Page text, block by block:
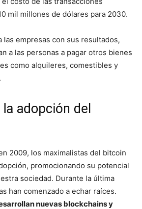
mil millones de dólares para 2030.
las empresas con sus resultados,
a las personas a pagar otros bienes
como alquileres, comestibles y
adopción del
2009, los maximalistas del bitcoin
promocionando su potencial
sociedad. Durante la última
han comenzado a echar raíces.
nuevas blockchains y